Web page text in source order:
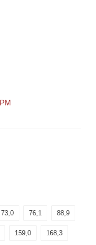
73,0 76,1 88,9
159,0 168,3